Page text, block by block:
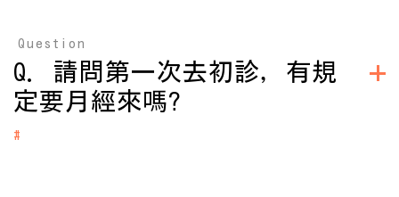
宮鏡、睪丸切片檢查
立即掛號
人化的療程。
立即掛號
Question
Q. 請問第一次去初診，有規
定要月經來嗎?
#